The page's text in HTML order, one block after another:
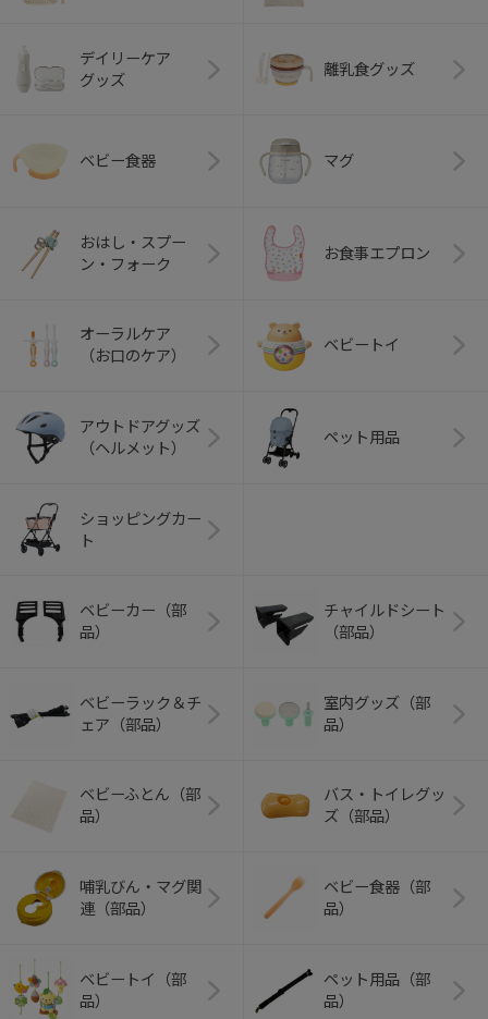
デイリーケア
グッズ
離乳食グッズ
ベビー食器 マグ
おはし・スプー
ン・フォーク
お食事エプロン
オーラルケア
（お口のケア）
ベビートイ
アウトドアグッズ
（ヘルメット）
ペット用品
ショッピングカー
ト
ベビーカー（部
品）
チャイルドシート
（部品）
ベビーラック＆チ
ェア（部品）
室内グッズ（部
品）
ベビーふとん（部
品）
バス・トイレグッ
ズ（部品）
哺乳びん・マグ関
連（部品）
ベビー食器（部
品）
ベビートイ（部
品）
ペット用品（部
品）